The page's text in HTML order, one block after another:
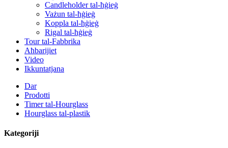
Candleholder tal-ħġieġ
Vażun tal-ħġieġ
Koppla tal-ħġieġ
Rigal tal-ħġieġ
Tour tal-Fabbrika
Aħbarijiet
Video
Ikkuntatjana
Dar
Prodotti
Timer tal-Hourglass
Hourglass tal-plastik
Kategoriji